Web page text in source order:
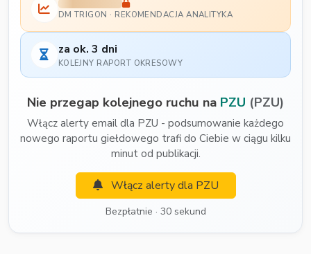
DM TRIGON · REKOMENDACJA ANALITYKA
za ok. 3 dni
KOLEJNY RAPORT OKRESOWY
Nie przegap kolejnego ruchu na PZU (PZU)
Włącz alerty email dla PZU - podsumowanie każdego
nowego raportu giełdowego trafi do Ciebie w ciągu kilku
minut od publikacji.
Włącz alerty dla PZU
Bezpłatnie · 30 sekund